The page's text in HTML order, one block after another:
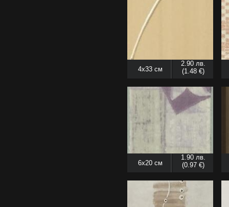
4x33 см
2.90 лв.
(1.48 €)
6x20 см
1.90 лв.
(0.97 €)